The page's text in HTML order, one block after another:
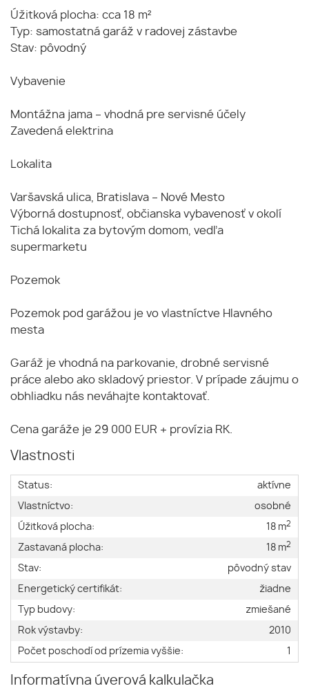
Úžitková plocha: cca 18 m²
Typ: samostatná garáž v radovej zástavbe
Stav: pôvodný
Vybavenie
Montážna jama – vhodná pre servisné účely
Zavedená elektrina
Lokalita
Varšavská ulica, Bratislava – Nové Mesto
Výborná dostupnosť, občianska vybavenosť v okolí
Tichá lokalita za bytovým domom, vedľa
supermarketu
Pozemok
Pozemok pod garážou je vo vlastníctve Hlavného
mesta
Garáž je vhodná na parkovanie, drobné servisné
práce alebo ako skladový priestor. V prípade záujmu o
obhliadku nás neváhajte kontaktovať.
Cena garáže je 29 000 EUR + provízia RK.
Vlastnosti
Status:
aktívne
Vlastníctvo:
osobné
Úžitková plocha:
18 m2
Zastavaná plocha: 18 m2
Stav:
pôvodný stav
Energetický certifikát:
žiadne
Typ budovy:
zmiešané
Rok výstavby:
2010
Počet poschodí od prízemia vyššie:
1
Informatívna úverová kalkulačka